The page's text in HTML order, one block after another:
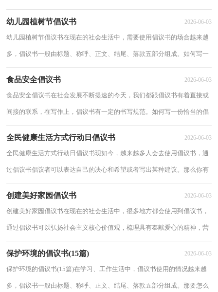
幼儿园植树节倡议书 2026-06-03
幼儿园植树节倡议书在现在的社会生活中，需要使用倡议书的场合越来越
多，倡议书一般由标题、称呼、正文、结尾、落款五部分组成。如何写一
食品安全倡议书 2026-06-03
食品安全倡议书在社会发展不断提速的今天，我们都跟倡议书有着直接或
间接的联系，在写作上，倡议书有一定的书写规范。如何写一份恰当的倡
全民健康生活方式行动日倡议书 2026-06-03
全民健康生活方式行动日倡议书现如今，越来越多人会去使用倡议书，通
过倡议书倡议者可以表达自己的决心和希望或者写出某种建议。那么你有
创建美好家园倡议书 2026-06-03
创建美好家园倡议书在现在的社会生活中，很多地方都会使用到倡议书，
通过倡议书可以弘扬社会主义核心价值观，梳理具有奉献爱心的精神，营
保护环境的倡议书(15篇) 2026-06-03
保护环境的倡议书(15篇)在学习、工作生活中，倡议书使用的情况越来越
多，倡议书一般由标题、称呼、正文、结尾、落款五部分组成。那要怎么